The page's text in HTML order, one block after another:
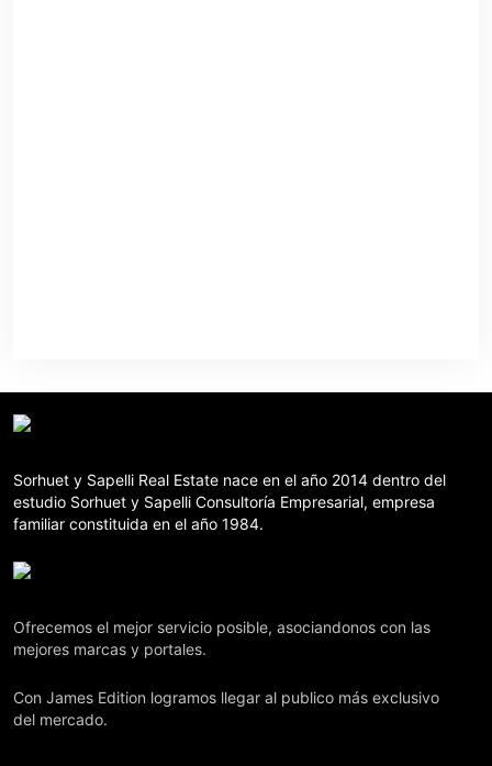
Sorhuet y Sapelli Real Estate nace en el año 2014 dentro del
estudio Sorhuet y Sapelli Consultoría Empresarial, empresa
familiar constituida en el año 1984.
Ofrecemos el mejor servicio posible, asociandonos con las
mejores marcas y portales.
Con James Edition logramos llegar al publico más exclusivo
del mercado.